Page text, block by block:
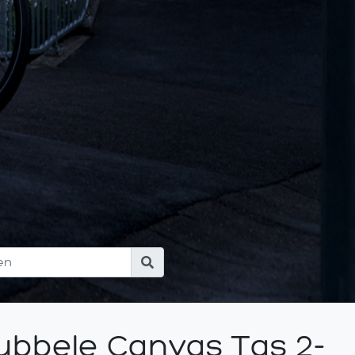
Canvas Tas 2-